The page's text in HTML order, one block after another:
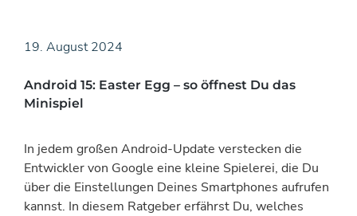
19. August 2024
Android 15: Easter Egg – so öffnest Du das
Minispiel
In jedem großen Android-Update verstecken die
Entwickler von Google eine kleine Spielerei, die Du
über die Einstellungen Deines Smartphones aufrufen
kannst. In diesem Ratgeber erfährst Du, welches